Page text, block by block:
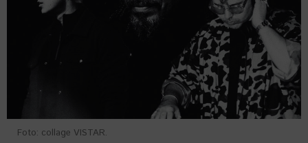
Foto: collage VISTAR.